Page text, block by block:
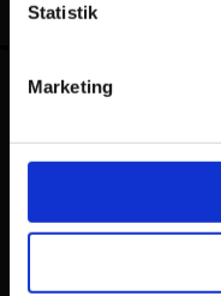
Statistik
Marketing